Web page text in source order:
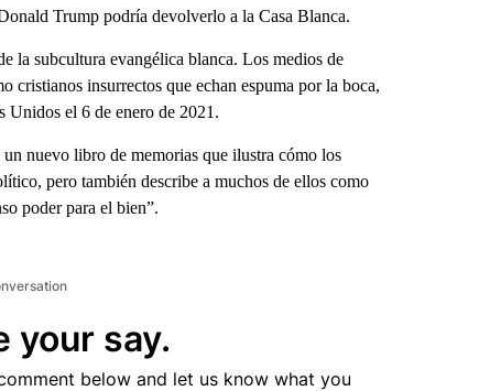
Trump podría devolverlo a la Casa Blanca.
la subcultura evangélica blanca. Los medios de
cristianos insurrectos que echan espuma por la boca,
Unidos el 6 de enero de 2021.
nuevo libro de memorias que ilustra cómo los
pero también describe a muchos de ellos como
poder para el bien”.
your say.
below and let us know what you